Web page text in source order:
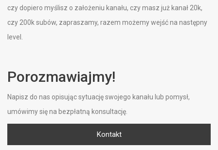
czy dopiero myślisz o założeniu kanału, czy masz już kanał 20k,
czy 200k subów, zapraszamy, razem możemy wejść na następny
level.
Porozmawiajmy!
Napisz do nas opisując sytuację swojego kanału lub pomysł,
umówimy się na bezpłatną konsultację.
Kontakt